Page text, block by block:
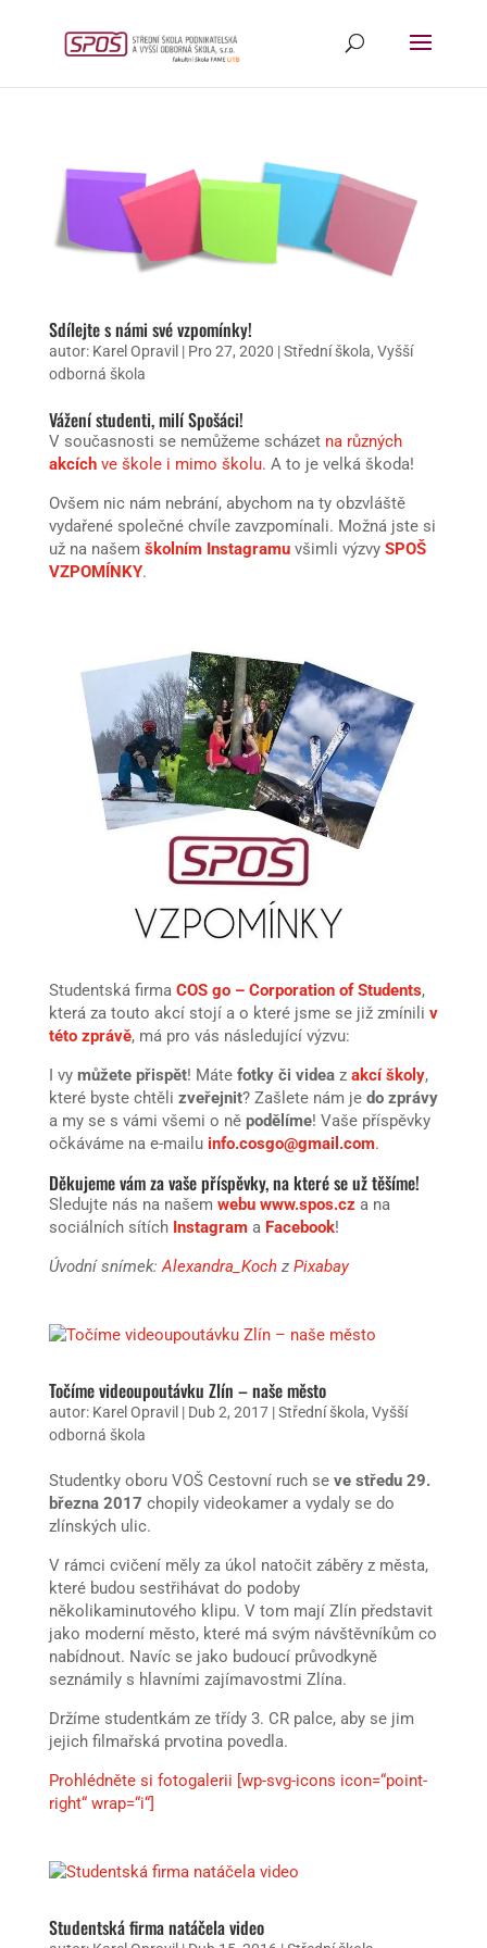
Sdílejte s námi své vzpomínky!
autor: Karel Opravil | Pro 27, 2020 |Střední škola, Vyšší
odborná škola
Vážení studenti, milí Spošáci!
V současnosti se nemůžeme scházet na různých
akcíchve škole i mimo školu. A to je velká škoda!
Ovšem nic nám nebrání, abychom na ty obzvláště
vydařené společné chvíle zavzpomínali. Možná jste si
už na našem školním Instagramuvšimli výzvy SPOŠ
VZPOMÍNKY.
Studentská firma COS go – Corporation of Students,
která za touto akcí stojí a o které jsme se již zmínili v
této zprávě, má pro vás následující výzvu:
I vy můžete přispět! Máte fotky či videaz akcí školy,
které byste chtěli zveřejnit? Zašlete nám je do zprávy
a my se s vámi všemi o ně podělíme! Vaše příspěvky
očkáváme na e-mailu info.cosgo@gmail.com.
Děkujeme vám za vaše příspěvky, na které se už těšíme!
Sledujte nás na našem webu www.spos.cza na
sociálních sítích Instagrama Facebook!
Úvodní snímek:Alexandra_Kochz Pixabay
Točíme videoupoutávku Zlín – naše město
autor: Karel Opravil | Dub 2, 2017|Střední škola, Vyšší
odborná škola
Studentky oboru VOŠ Cestovní ruch se ve středu 29.
března 2017 chopily videokamer a vydaly se do
zlínských ulic.
V rámci cvičení měly za úkol natočit záběry z města,
které budou sestřihávat do podoby
několikaminutového klipu. V tom mají Zlín představit
jako moderní město, které má svým návštěvníkům co
nabídnout. Navíc se jako budoucí průvodkyně
seznámily s hlavními zajímavostmi Zlína.
Držíme studentkám ze třídy 3. CR palce, aby se jim
jejich filmařská prvotina povedla.
Prohlédněte si fotogalerii [wp-svg-icons icon=“point-
right“ wrap=“i“]
Studentská firma natáčela video